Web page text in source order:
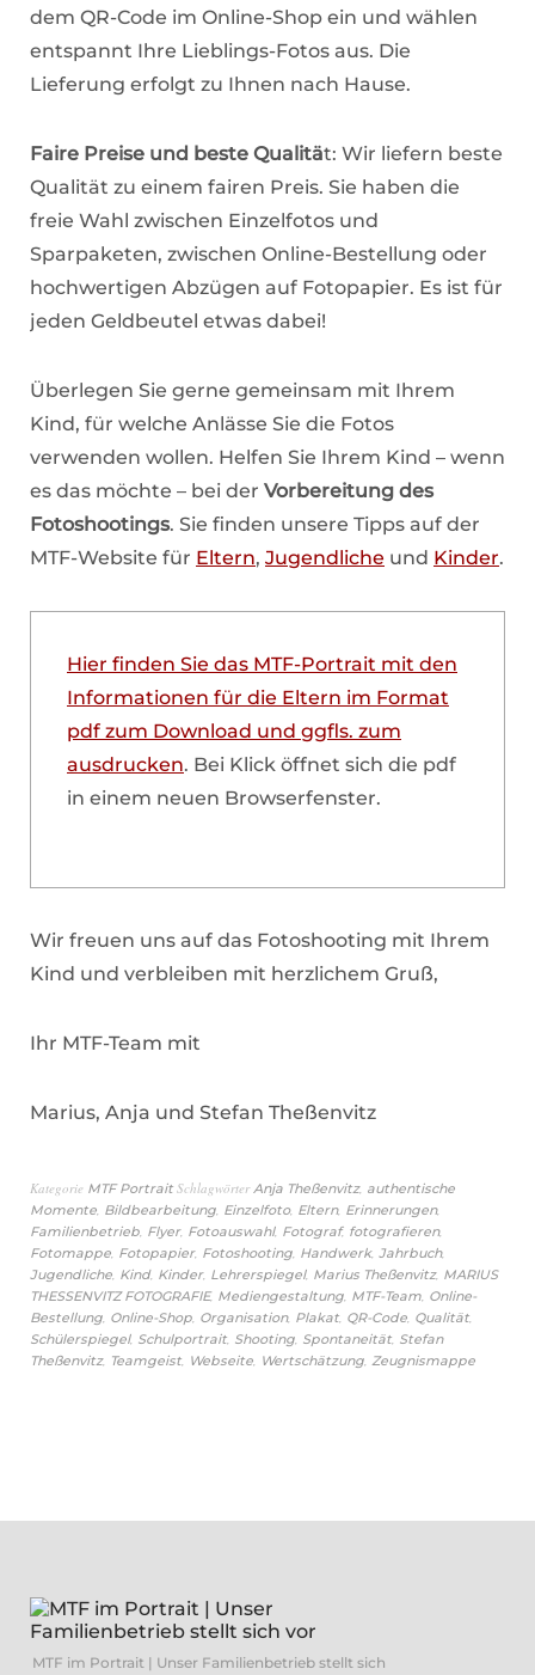
dem QR-Code im Online-Shop ein und wählen
entspannt Ihre Lieblings-Fotos aus. Die
Lieferung erfolgt zu Ihnen nach Hause.
Faire Preise und beste Qualität: Wir liefern beste
Qualität zu einem fairen Preis. Sie haben die
freie Wahl zwischen Einzelfotos und
Sparpaketen, zwischen Online-Bestellung oder
hochwertigen Abzügen auf Fotopapier. Es ist für
jeden Geldbeutel etwas dabei!
Überlegen Sie gerne gemeinsam mit Ihrem
Kind, für welche Anlässe Sie die Fotos
verwenden wollen. Helfen Sie Ihrem Kind – wenn
es das möchte – bei der Vorbereitung des
Fotoshootings. Sie finden unsere Tipps auf der
MTF-Website für Eltern, Jugendliche und Kinder.
Hier finden Sie das MTF-Portrait mit den
Informationen für die Eltern im Format
pdf zum Download und ggfls. zum
ausdrucken. Bei Klick öffnet sich die pdf
in einem neuen Browserfenster.
Wir freuen uns auf das Fotoshooting mit Ihrem
Kind und verbleiben mit herzlichem Gruß,
Ihr MTF-Team mit
Marius, Anja und Stefan Theßenvitz
Kategorie MTF Portrait SchlagwörterAnja Theßenvitz, authentische
Momente, Bildbearbeitung, Einzelfoto, Eltern, Erinnerungen,
Familienbetrieb, Flyer, Fotoauswahl, Fotograf, fotografieren,
Fotomappe, Fotopapier, Fotoshooting, Handwerk, Jahrbuch,
Jugendliche, Kind, Kinder, Lehrerspiegel, Marius Theßenvitz, MARIUS
THESSENVITZ FOTOGRAFIE, Mediengestaltung, MTF-Team, Online-
Bestellung, Online-Shop, Organisation, Plakat, QR-Code, Qualität,
Schülerspiegel, Schulportrait, Shooting, Spontaneität, Stefan
Theßenvitz, Teamgeist, Webseite, Wertschätzung, Zeugnismappe
MTF im Portrait | Unser Familienbetrieb stellt sich